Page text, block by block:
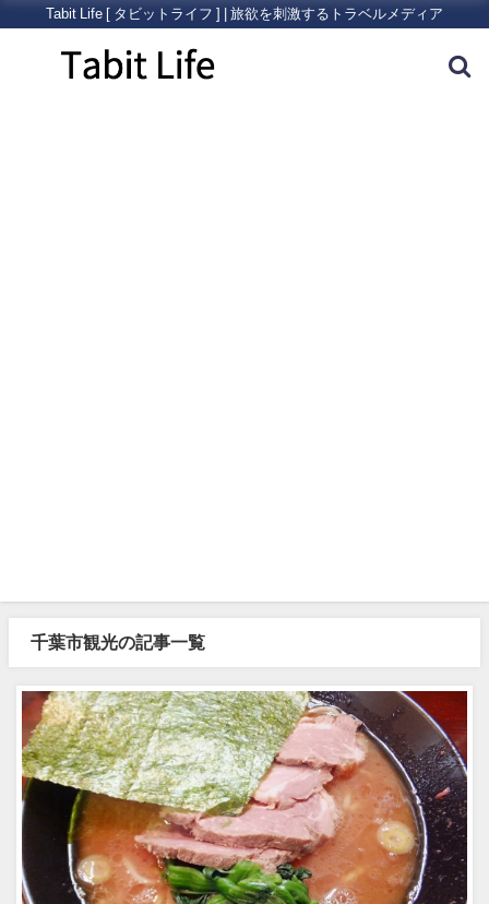
Tabit Life [ タビットライフ ] | 旅欲を刺激するトラベルメディア
千葉市観光の記事一覧